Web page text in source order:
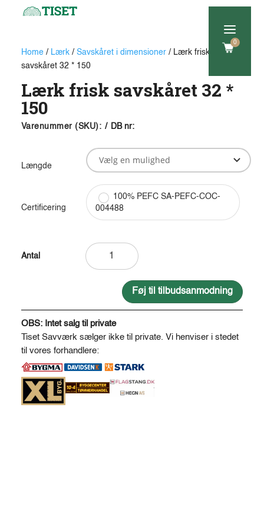
a
0
Home/ Lærk/ Savskåret i dimensioner/ Lærk frisk
savskåret 32 * 150
Lærk frisk savskåret 32 *
150
Varenummer (SKU): / DB nr:
Længde
Certificering
100% PEFC SA-PEFC-COC-
004488
Føj til tilbudsanmodning
A
l
t
e
r
n
t
OBS: Intet salg til private
Tiset Savværk sælger ikke til private. Vi henviser i stedet
til vores forhandlere: